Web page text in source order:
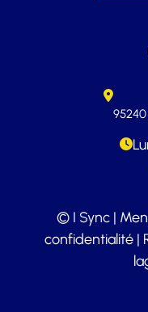
© I Sync |
confidentialité|